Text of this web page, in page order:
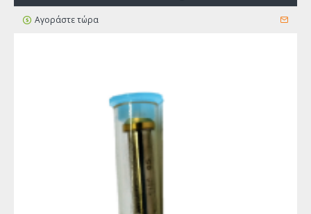
Αγοράστε τώρα